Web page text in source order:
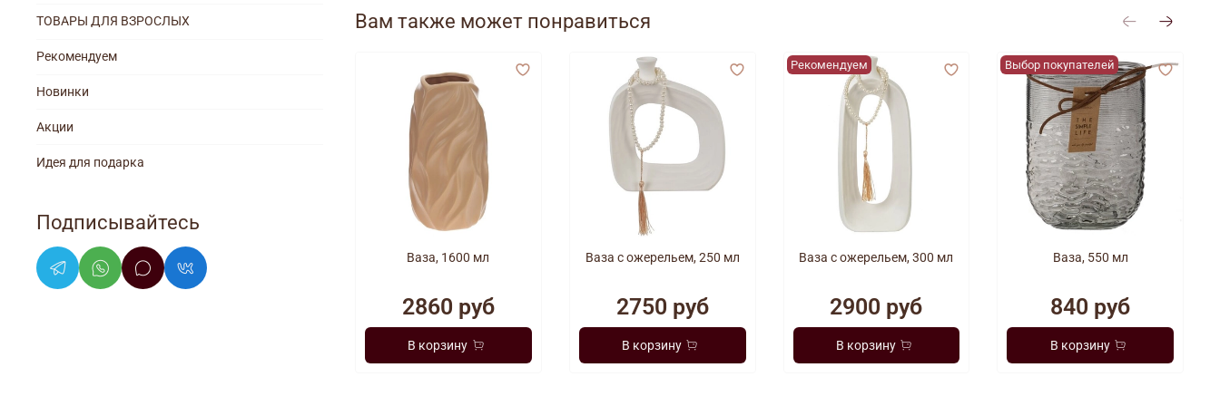
Вам также может понравиться
Ваза, 1600 мл
2860 руб
В корзину
Ваза с ожерельем, 250 мл
2750 руб
В корзину
Рекомендуем
Ваза с ожерельем, 300 мл
2900 руб
В корзину
Выбор покупателей
Ваза, 550 мл
840 руб
В корзину
ТОВАРЫ ДЛЯ ВЗРОСЛЫХ
Рекомендуем
Новинки
Акции
Идея для подарка
Подписывайтесь